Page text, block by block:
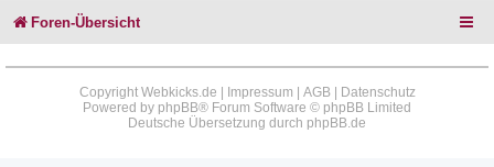
Foren-Übersicht
Copyright Webkicks.de | Impressum AGB|
Datenschutz
Powered by phpBB® Forum Software © phpBB Limited
Deutsche Übersetzung durch phpBB.de